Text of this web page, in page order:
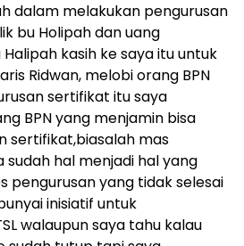
dalam melakukan pengurusan
bu Holipah dan uang
kasih ke saya itu untuk
Ridwan, melobi orang BPN
sertifikat itu saya
BPN yang menjamin bisa
sertifikat,biasalah mas
sudah hal menjadi hal yang
pengurusan yang tidak selesai
inisiatif untuk
walaupun saya tahu kalau